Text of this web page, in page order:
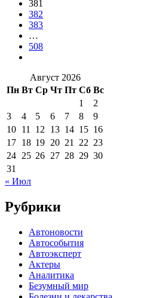
381
382
383
…
508
Август 2026
Пн Вт Ср Чт Пт Сб Вс
1
2
3
4 5 6 7 8
9
10 11 12 13 14 15 16
17 18 19 20 21 22 23
24 25 26 27 28 29 30
31
« Июл
Рубрики
Автоновости
Автособытия
Автоэксперт
Актеры
Аналитика
Безумный мир